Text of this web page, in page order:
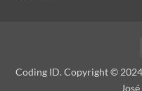
Coding ID. Copyright ©